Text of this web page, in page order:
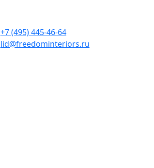
+7 (495) 445-46-64
lid@freedominteriors.ru